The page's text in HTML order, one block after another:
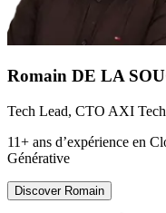
Romain DE LA
Tech Lead, CTO AXI
11+ ans d’expérience en
Générative
Discover Romain